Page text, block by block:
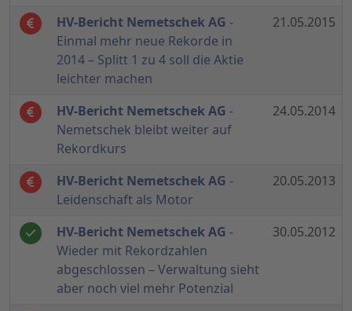
HV-Bericht Nemetschek AG -
Einmal mehr neue Rekorde in
2014 – Splitt 1 zu 4 soll die Aktie
leichter machen
21.05.2015
HV-Bericht Nemetschek AG -
Nemetschek bleibt weiter auf
Rekordkurs
24.05.2014
HV-Bericht Nemetschek AG -
Leidenschaft als Motor
20.05.2013
HV-Bericht Nemetschek AG -
Wieder mit Rekordzahlen
abgeschlossen – Verwaltung sieht
aber noch viel mehr Potenzial
30.05.2012